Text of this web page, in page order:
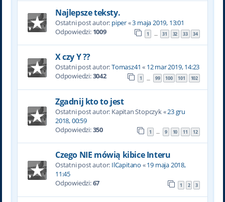
Najlepsze teksty.
Ostatni post autor: piper«3 maja 2019, 13:01
Odpowiedzi: 1009 1 … 31 32 33 34
X czy Y ??
Ostatni post autor:Tomasz41 « 12 mar 2019, 14:23
Odpowiedzi:3042 1 … 99 100 101 102
Zgadnij kto to jest
Ostatni post autor: Kapitan Stopczyk«23 gru
2018, 00:59
Odpowiedzi:350 1 … 9 10 11 12
Czego NIE mówią kibice Interu
Ostatni post autor: IlCapitano «19 maja 2018,
11:45
Odpowiedzi:67 1 2 3